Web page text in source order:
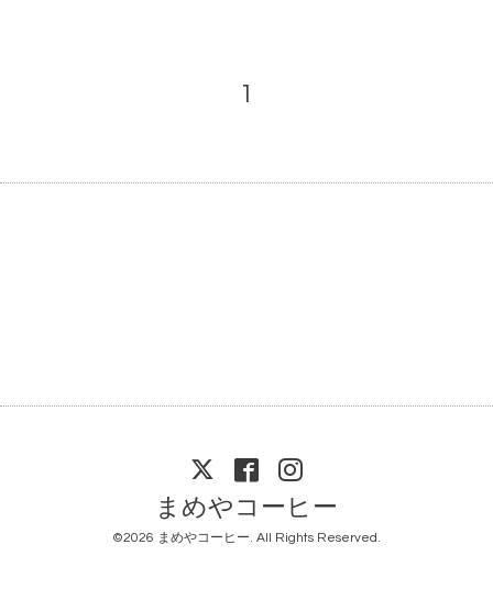
1
まめやコーヒー
©2026 まめやコーヒー. All Rights Reserved.